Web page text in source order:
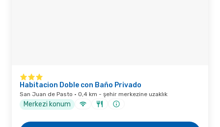
Habitacion Doble con Baño Privado
San Juan de Pasto · 0,4 km - şehir merkezine uzaklık
Merkezi konum